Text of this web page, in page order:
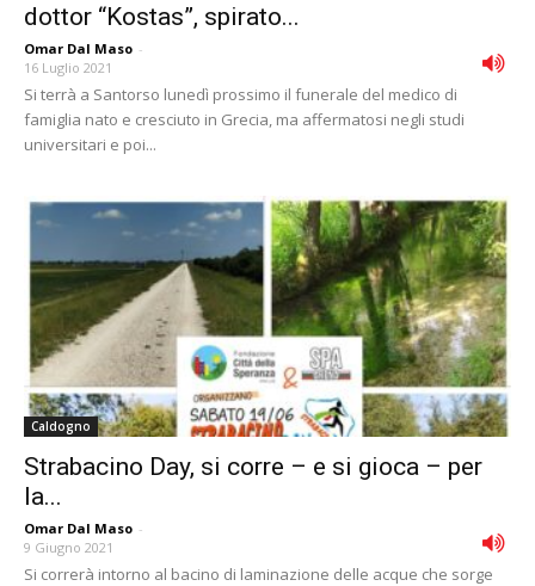
dottor “Kostas”, spirato...
Omar Dal Maso -
16 Luglio 2021
Si terrà a Santorso lunedì prossimo il funerale del medico di
famiglia nato e cresciuto in Grecia, ma affermatosi negli studi
universitari e poi...
Caldogno
Strabacino Day, si corre – e si gioca – per
la...
Omar Dal Maso -
9 Giugno 2021
Si correrà intorno al bacino di laminazione delle acque che sorge